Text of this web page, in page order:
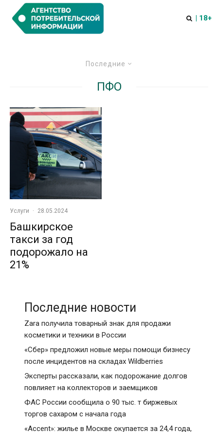
| 18+
Последние
ПФО
Услуги · 28.05.2024
Башкирское
такси за год
подорожало на
21%
Последние новости
Zara получила товарный знак для продажи
косметики и техники в России
«Сбер» предложил новые меры помощи бизнесу
после инцидентов на складах Wildberries
Эксперты рассказали, как подорожание долгов
повлияет на коллекторов и заемщиков
ФАС России сообщила о 90 тыс. т биржевых
торгов сахаром с начала года
«Accent»: жилье в Москве окупается за 24,4 года,